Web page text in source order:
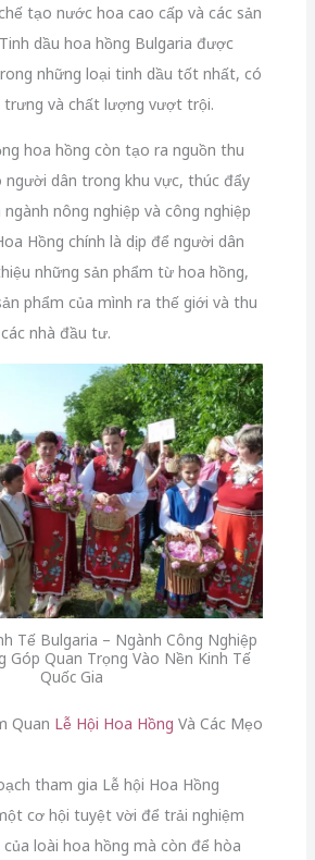
tạo nước hoa cao cấp và các sản
dầu hoa hồng Bulgaria được
những loại tinh dầu tốt nhất, có
và chất lượng vượt trội.
hoa hồng còn tạo ra nguồn thu
người dân trong khu vực, thúc đẩy
nông nghiệp và công nghiệp
Hồng chính là dịp để người dân
những sản phẩm từ hoa hồng,
phẩm của mình ra thế giới và thu
nhà đầu tư.
Tế Bulgaria – Ngành Công Nghiệp
Góp Quan Trọng Vào Nền Kinh Tế
Quốc Gia
Quan Lễ Hội Hoa Hồng Và Các Mẹo
tham gia Lễ hội Hoa Hồng
cơ hội tuyệt vời để trải nghiệm
loài hoa hồng mà còn để hòa